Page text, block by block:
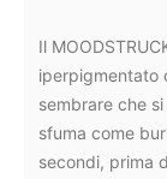
Il
iperpigmentato
sembrare che
sfuma come
secondi, prima